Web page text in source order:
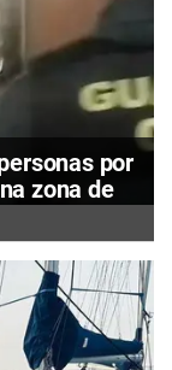
por
zona de